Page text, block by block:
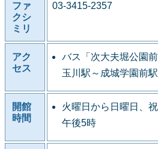
ファ
クシ
ミリ
03-3415-2357
アク
セス
バス「次大夫堀公園
玉川駅～成城学園前
開館
時間
火曜日から日曜日、
午後5時